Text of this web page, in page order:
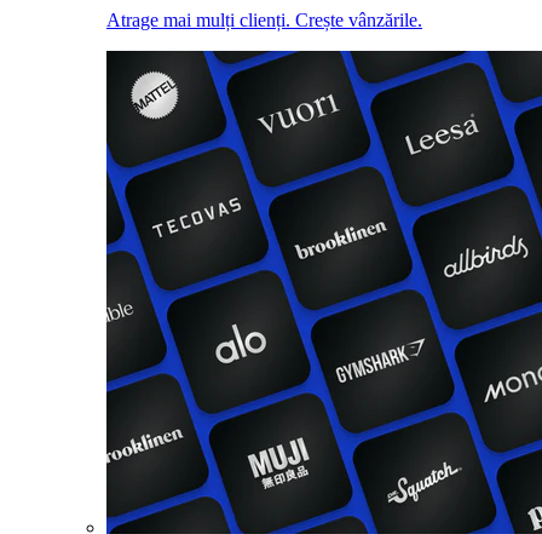
Atrage mai mulți clienți. Crește vânzările.